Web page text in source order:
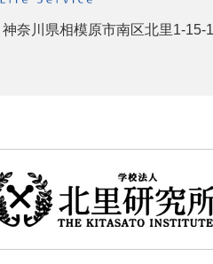
神奈川県相模原市南区北里1-15-1